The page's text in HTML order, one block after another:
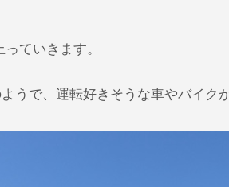
ていきます。
うで、運転好きそうな車やバイク